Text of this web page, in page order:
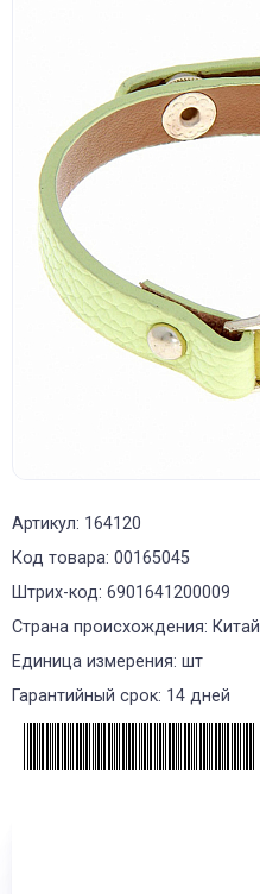
Артикул: 164120
Код товара: 00165045
Штрих-код: 6901641200009
Страна происхождения: Китай
Единица измерения: шт
Гарантийный срок: 14 дней